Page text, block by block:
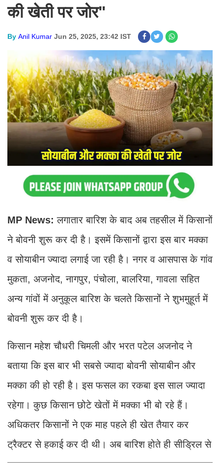
की खेती पर जोर"
By Anil Kumar Jun 25, 2025, 23:42 IST
MP News:लगातार बारिश के बाद अब तहसील में किसानों
ने बोवनी शुरू कर दी है। इसमें किसानों द्वारा इस बार मक्का
व सोयाबीन ज्यादा लगाई जा रही है। नगर व आसपास के गांव
मुकता, अजनोद, नागपुर, पंचोला, बालरिया, गावला सहित
अन्य गांवों में अनुकूल बारिश के चलते किसानों ने शुभमुहूर्त में
बोवनी शुरू कर दी है।
किसान महेश चौधरी चिमली और भरत पटेल अजनोद ने
बताया कि इस बार भी सबसे ज्यादा बोवनी सोयाबीन और
मक्का की हो रही है। इस फसल का रकबा इस साल ज्यादा
रहेगा। कुछ किसान छोटे खेतों में मक्का भी बो रहे हैं।
अधिकतर किसानों ने एक माह पहले ही खेत तैयार कर
ट्रैक्टर से हकाई कर दी थी। अब बारिश होते ही सीड्रिल से